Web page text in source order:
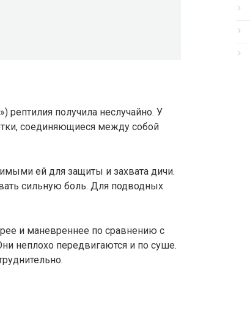
рептилия получила неслучайно. У
соединяющиеся между собой
ей для защиты и захвата дичи.
сильную боль. Для подводных
и маневреннее по сравнению с
неплохо передвигаются и по суше.